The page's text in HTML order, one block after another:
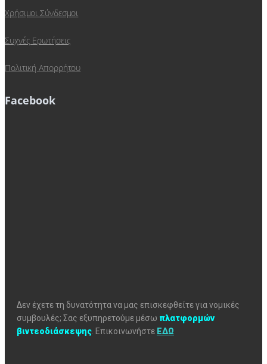
Χρήσιμοι Σύνδεσμοι
Συχνές Ερωτήσεις
Πολιτική Απορρήτου
Facebook
Δεν έχετε τη δυνατότητα να μας επισκεφθείτε για νομικές
συμβουλές; Σας εξυπηρετούμε μέσω πλατφορμών
βιντεοδιάσκεψης Επικοινωνήστε ΕΔΩ